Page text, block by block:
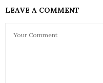
LEAVE A COMMENT